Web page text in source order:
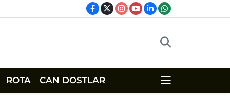
ROTA CAN DOSTLAR